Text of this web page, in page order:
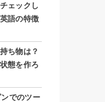
ェックし
語の特徴
ち物は？
態を作ろ
でのツー